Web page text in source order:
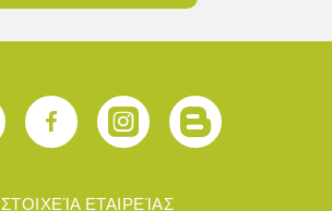
ΣΤΟΙΧΕΊΑ ΕΤΑΙΡΕΊΑΣ